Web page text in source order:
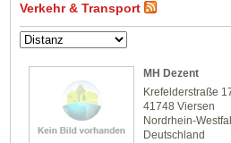
Verkehr & Transport
MH Dezent
Krefelderstraße
41748 Viersen
Nordrhein-
Deutschland